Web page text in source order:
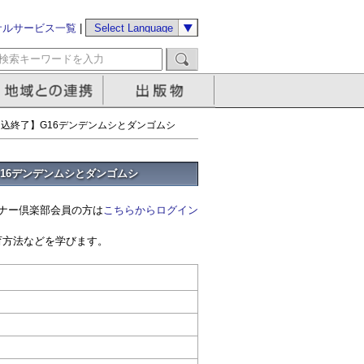
サービス一覧
終了】G16デンデンムシとダンゴムシ
デンデンムシとダンゴムシ
ー倶楽部会員の方はこちらからログイン
法などを学びます。